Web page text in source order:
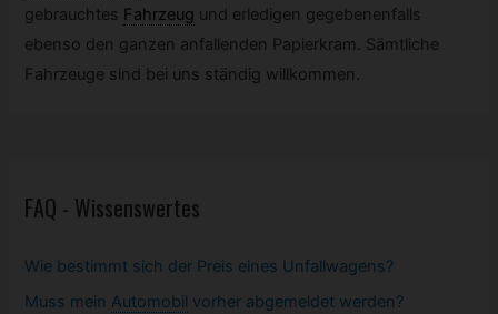
gebrauchtes Fahrzeug und erledigen gegebenenfalls
ebenso den ganzen anfallenden Papierkram. Sämtliche
Fahrzeuge sind bei uns ständig willkommen.
FAQ - Wissenswertes
Wie bestimmt sich der Preis eines Unfallwagens?
Muss mein Automobil vorher abgemeldet werden?